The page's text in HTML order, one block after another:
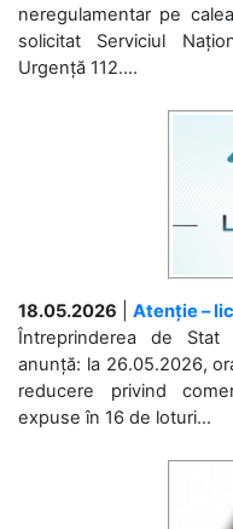
neregulamentar pe
solicitat Serviciul
Urgență 112....
18.05.2026
Atenție –
Întreprinderea de Stat
anunță: la 26.05.2026,
reducere privind
expuse în 16 de loturi...